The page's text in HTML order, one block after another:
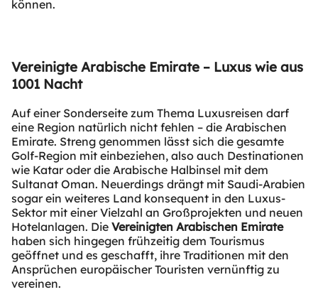
können.
Vereinigte Arabische Emirate – Luxus wie aus
1001 Nacht
Auf einer Sonderseite zum Thema Luxusreisen darf
eine Region natürlich nicht fehlen – die Arabischen
Emirate. Streng genommen lässt sich die gesamte
Golf-Region mit einbeziehen, also auch Destinationen
wie Katar oder die Arabische Halbinsel mit dem
Sultanat Oman. Neuerdings drängt mit Saudi-Arabien
sogar ein weiteres Land konsequent in den Luxus-
Sektor mit einer Vielzahl an Großprojekten und neuen
Hotelanlagen. Die Vereinigten Arabischen Emirate
haben sich hingegen frühzeitig dem Tourismus
geöffnet und es geschafft, ihre Traditionen mit den
Ansprüchen europäischer Touristen vernünftig zu
vereinen.